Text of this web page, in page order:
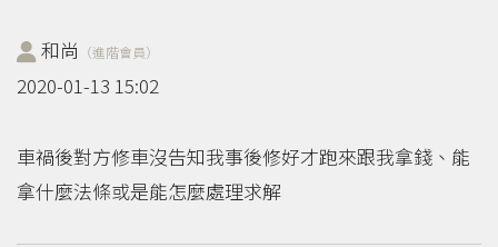
和尚 （進階會員）
2020-01-13 15:02
車禍後對方修車沒告知我事後修好才跑來跟我拿錢、能
拿什麼法條或是能怎麼處理求解